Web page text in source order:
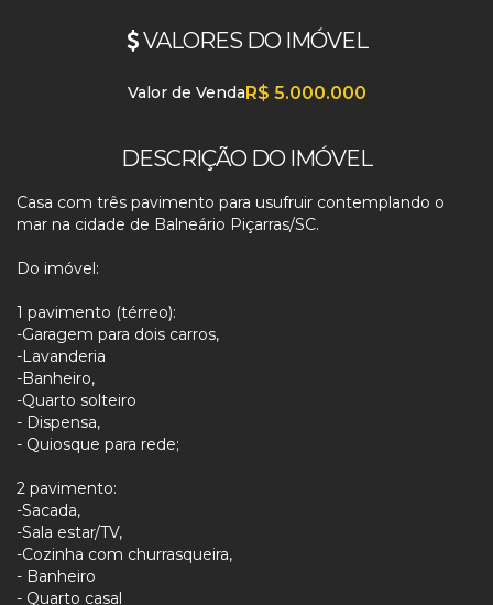
VALORES DO IMÓVEL
R$ 5.000.000
Valor de Venda
DESCRIÇÃO DO IMÓVEL
Casa com três pavimento para usufruir contemplando o
mar na cidade de Balneário Piçarras/SC.
Do imóvel:
1 pavimento (térreo):
-Garagem para dois carros,
-Lavanderia
-Banheiro,
-Quarto solteiro
- Dispensa,
- Quiosque para rede;
2 pavimento:
-Sacada,
-Sala estar/TV,
-Cozinha com churrasqueira,
- Banheiro
- Quarto casal